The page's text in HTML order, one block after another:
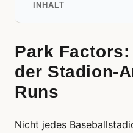
INHALT
Park
der Stadion-
Runs
Nicht jedes